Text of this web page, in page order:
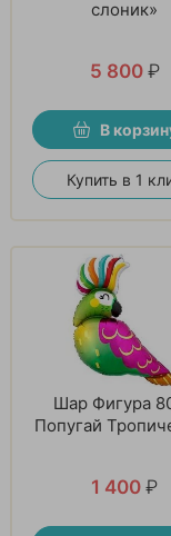
слоник»
5 800 ₽
В
Купить в 1
Шар Фигура
Попугай
1 400 ₽